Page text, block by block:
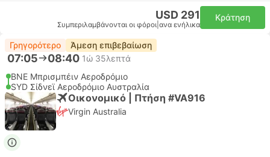
USD 291
Συμπεριλαμβάνονται οι φόροι ανα ενήλικα
Κράτηση
Γρηγορότερο Άμεση επιβεβαίωση
07:05 08:40 1ώ 35λεπτά
BNE Μπρισμπέιν Αεροδρόμιο
SYD Σίδνεϊ Αεροδρόμιο Αυστραλία
Οικονομικό | Πτήση #VA916
Virgin Australia